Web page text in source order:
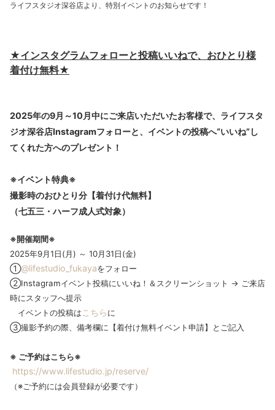
ライフスタジオ深谷店より、特別イベントのお知らせです！
★インスタグラムフォローと投稿いいねで、おひとり様
着付け無料★
2025年の9月～10月中にご来店いただいたお客様で、 ライフスタ
ジオ深谷店Instagramフォローと、 イベントの投稿へ“いいね”し
てくれた方へのプレゼント！
※イベント特典※
撮影時のおひとり分【着付け代無料】
（七五三・ハーフ成人式対象）
※開催期間※
2025年9月1日(月) ～ 10月31日(金)
①@lifestudio_fukayaをフォロー
②Instagramイベント投稿にいいね！＆スクリーンショット → ご来店
時にスタッフへ提示
イベントの投稿は こちらに
③撮影予約の際、備考欄に【着付け無料イベント申請】とご記入
※ ご予約はこちら※
https://www.lifestudio.jp/reserve/
（※ご予約には会員登録が必要です）